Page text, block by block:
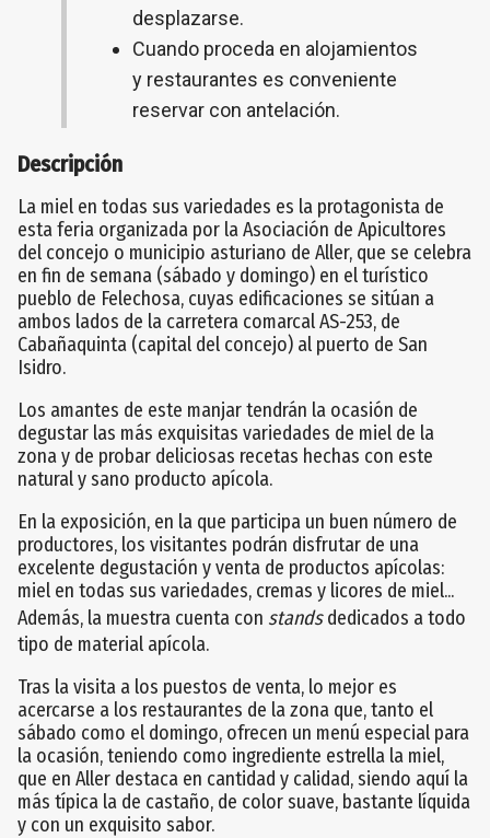
desplazarse.
Cuando proceda en alojamientos
y restaurantes es conveniente
reservar con antelación.
Descripción
La miel en todas sus variedades es la protagonista de
esta feria organizada por la Asociación de Apicultores
del concejo o municipio asturiano de Aller, que se celebra
en fin de semana (sábado y domingo) en el turístico
pueblo de Felechosa, cuyas edificaciones se sitúan a
ambos lados de la carretera comarcal AS-253, de
Cabañaquinta (capital del concejo) al puerto de San
Isidro.
Los amantes de este manjar tendrán la ocasión de
degustar las más exquisitas variedades de miel de la
zona y de probar deliciosas recetas hechas con este
natural y sano producto apícola.
En la exposición, en la que participa un buen número de
productores, los visitantes podrán disfrutar de una
excelente degustación y venta de productos apícolas:
miel en todas sus variedades, cremas y licores de miel...
Además, la muestra cuenta con standsdedicados a todo
tipo de material apícola.
Tras la visita a los puestos de venta, lo mejor es
acercarse a los restaurantes de la zona que, tanto el
sábado como el domingo, ofrecen un menú especial para
la ocasión, teniendo como ingrediente estrella la miel,
que en Aller destaca en cantidad y calidad, siendo aquí la
más típica la de castaño, de color suave, bastante líquida
y con un exquisito sabor.